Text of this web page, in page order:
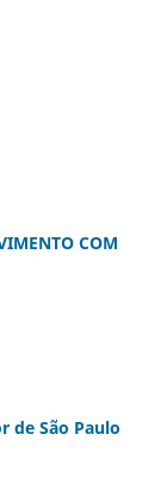
COM
de São Paulo